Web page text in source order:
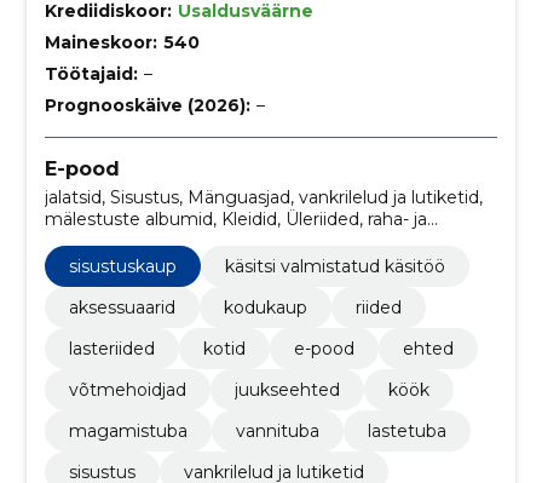
Krediidiskoor: Usaldusväärne
Maineskoor: 540
Töötajaid: –
Prognooskäive (2026): –
E-pood
jalatsid, Sisustus, Mänguasjad, vankrilelud ja lutiketid,
mälestuste albumid, Kleidid, Üleriided, raha- ja
šokolaadikaardid, postrid, postkaardid
sisustuskaup
käsitsi valmistatud käsitöö
aksessuaarid
kodukaup
riided
lasteriided
kotid e-pood
ehted
võtmehoidjad
juukseehted
köök
magamistuba
vannituba
lastetuba
sisustus
vankrilelud ja lutiketid